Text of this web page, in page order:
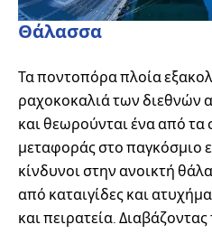
Θάλασσα
Τα ποντοπόρα πλοία
ραχοκοκαλιά των διεθνών
και θεωρούνται ένα από τα
μεταφοράς στο παγκόσμιο
κίνδυνοι στην ανοικτή
από καταιγίδες και
και πειρατεία.